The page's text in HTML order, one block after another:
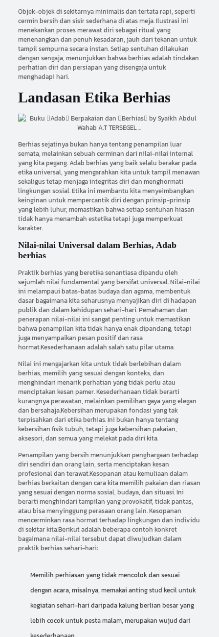
Objek-objek di sekitarnya minimalis dan tertata rapi, seperti
cermin bersih dan sisir sederhana di atas meja. Ilustrasi ini
menekankan proses merawat diri sebagai ritual yang
menenangkan dan penuh kesadaran, jauh dari tekanan untuk
tampil sempurna secara instan. Setiap sentuhan dilakukan
dengan sengaja, menunjukkan bahwa berhias adalah tindakan
perhatian diri dan persiapan yang disengaja untuk
menghadapi hari.
Landasan Etika Berhias
Berhias sejatinya bukan hanya tentang penampilan luar
semata, melainkan sebuah cerminan dari nilai-nilai internal
yang kita pegang. Adab berhias yang baik selalu berakar pada
etika universal, yang mengarahkan kita untuk tampil menawan
sekaligus tetap menjaga integritas diri dan menghormati
lingkungan sosial. Etika ini membantu kita menyeimbangkan
keinginan untuk mempercantik diri dengan prinsip-prinsip
yang lebih luhur, memastikan bahwa setiap sentuhan hiasan
tidak hanya menambah estetika tetapi juga memperkuat
karakter.
Nilai-nilai Universal dalam Berhias, Adab
berhias
Praktik berhias yang beretika senantiasa dipandu oleh
sejumlah nilai fundamental yang bersifat universal. Nilai-nilai
ini melampaui batas-batas budaya dan agama, membentuk
dasar bagaimana kita seharusnya menyajikan diri di hadapan
publik dan dalam kehidupan sehari-hari. Pemahaman dan
penerapan nilai-nilai ini sangat penting untuk memastikan
bahwa penampilan kita tidak hanya enak dipandang, tetapi
juga menyampaikan pesan positif dan rasa
hormat.Kesederhanaan adalah salah satu pilar utama.
Nilai ini mengajarkan kita untuk tidak berlebihan dalam
berhias, memilih yang sesuai dengan konteks, dan
menghindari menarik perhatian yang tidak perlu atau
menciptakan kesan pamer. Kesederhanaan tidak berarti
kurangnya perawatan, melainkan pemilihan gaya yang elegan
dan bersahaja.Kebersihan merupakan fondasi yang tak
terpisahkan dari etika berhias. Ini bukan hanya tentang
kebersihan fisik tubuh, tetapi juga kebersihan pakaian,
aksesori, dan semua yang melekat pada diri kita.
Penampilan yang bersih menunjukkan penghargaan terhadap
diri sendiri dan orang lain, serta menciptakan kesan
profesional dan terawat.Kesopanan atau kemuliaan dalam
berhias berkaitan dengan cara kita memilih pakaian dan riasan
yang sesuai dengan norma sosial, budaya, dan situasi. Ini
berarti menghindari tampilan yang provokatif, tidak pantas,
atau bisa menyinggung perasaan orang lain. Kesopanan
mencerminkan rasa hormat terhadap lingkungan dan individu
di sekitar kita.Berikut adalah beberapa contoh konkret
bagaimana nilai-nilai tersebut dapat diwujudkan dalam
praktik berhias sehari-hari:
Memilih perhiasan yang tidak mencolok dan sesuai
dengan acara, misalnya, memakai anting stud kecil untuk
kegiatan sehari-hari daripada kalung berlian besar yang
lebih cocok untuk pesta malam, merupakan wujud dari